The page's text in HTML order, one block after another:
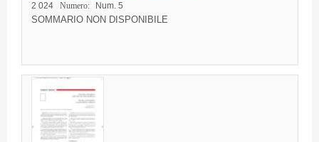
2 024 Numero: Num. 5
SOMMARIO NON DISPONIBILE